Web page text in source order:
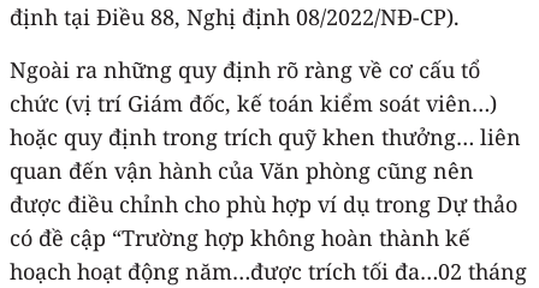
định tại Điều 88, Nghị định 08/2022/NĐ-CP).
Ngoài ra những quy định rõ ràng về cơ cấu tổ
chức (vị trí Giám đốc, kế toán kiểm soát viên…)
hoặc quy định trong trích quỹ khen thưởng… liên
quan đến vận hành của Văn phòng cũng nên
được điều chỉnh cho phù hợp ví dụ trong Dự thảo
có đề cập “Trường hợp không hoàn thành kế
hoạch hoạt động năm…được trích tối đa…02 tháng